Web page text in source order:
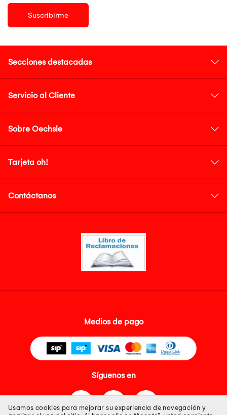
Suscribirme
Secciones destacadas
Servicio al Cliente
Sobre Oechsle
Tarjeta oh!
Contáctanos
Medios de pago
Síguenos en
Usamos cookies para mejorar su experiencia de navegación y